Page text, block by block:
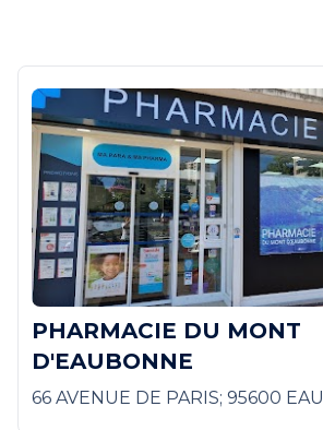
PHARMACIE DU MONT
D'EAUBONNE
66 AVENUE DE PARIS; 95600